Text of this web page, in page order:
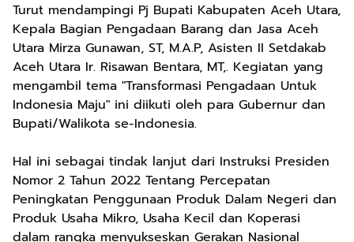
Turut mendampingi Pj Bupati Kabupaten Aceh Utara,
Kepala Bagian Pengadaan Barang dan Jasa Aceh
Utara Mirza Gunawan, ST, M.A.P, Asisten II Setdakab
Aceh Utara Ir. Risawan Bentara, MT,. Kegiatan yang
mengambil tema "Transformasi Pengadaan Untuk
Indonesia Maju" ini diikuti oleh para Gubernur dan
Bupati/Walikota se-Indonesia.
Hal ini sebagai tindak lanjut dari Instruksi Presiden
Nomor 2 Tahun 2022 Tentang Percepatan
Peningkatan Penggunaan Produk Dalam Negeri dan
Produk Usaha Mikro, Usaha Kecil dan Koperasi
dalam rangka menyukseskan Gerakan Nasional